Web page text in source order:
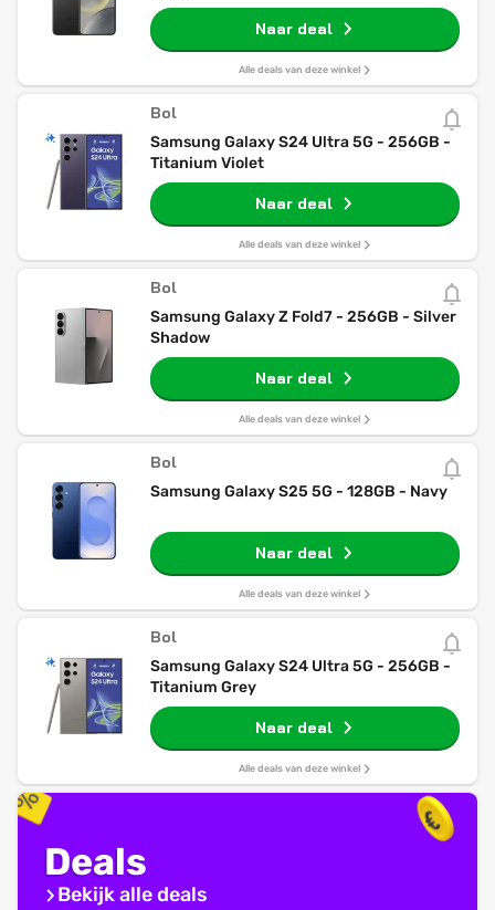
Naar deal
Alle deals van deze winkel
Bol
Samsung Galaxy S24 Ultra 5G - 256GB -
Titanium Violet
Naar deal
Alle deals van deze winkel
Bol
Samsung Galaxy Z Fold7 - 256GB - Silver
Shadow
Naar deal
Alle deals van deze winkel
Bol
Samsung Galaxy S25 5G - 128GB - Navy
Naar deal
Alle deals van deze winkel
Bol
Samsung Galaxy S24 Ultra 5G - 256GB -
Titanium Grey
Naar deal
Alle deals van deze winkel
Deals
Bekijk alle deals